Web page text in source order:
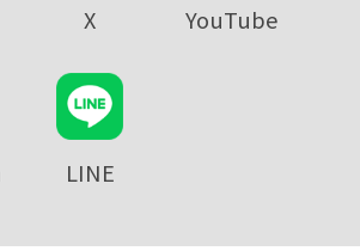
X YouTube
LINE